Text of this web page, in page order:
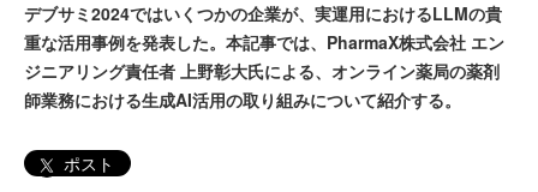
デブサミ2024ではいくつかの企業が、実運用におけるLLMの貴
重な活用事例を発表した。本記事では、PharmaX株式会社 エン
ジニアリング責任者 上野彰大氏による、オンライン薬局の薬剤
師業務における生成AI活用の取り組みについて紹介する。
ポスト